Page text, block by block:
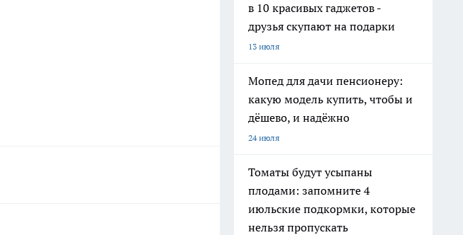
в 10 красивых гаджетов -
друзья скупают на подарки
13 июля
Мопед для дачи пенсионеру:
какую модель купить, чтобы и
дёшево, и надёжно
24 июля
Томаты будут усыпаны
плодами: запомните 4
июльские подкормки, которые
нельзя пропускать